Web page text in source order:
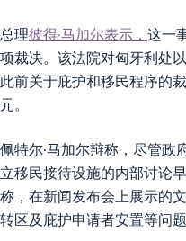
总理彼得·马加尔表示， 这一
项裁决。该法院对匈牙利处
此前关于庇护和移民程序的
元。
佩特尔·马加尔辩称，尽管政
立移民接待设施的内部讨论
称，在新闻发布会上展示的
转区及庇护申请者安置等问题